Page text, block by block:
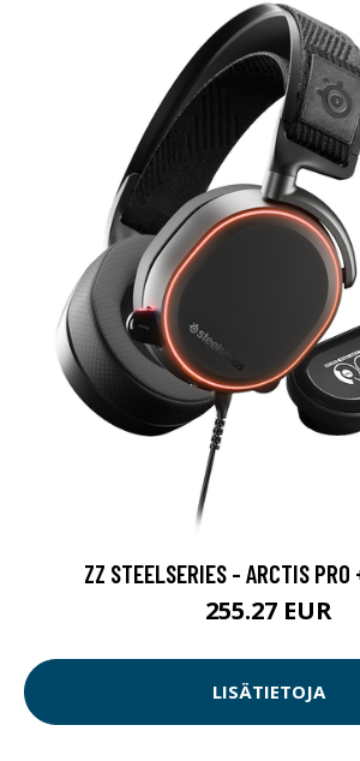
ZZ STEELSERIES - ARCTIS PRO
255.27 EUR
LISÄTIETOJA